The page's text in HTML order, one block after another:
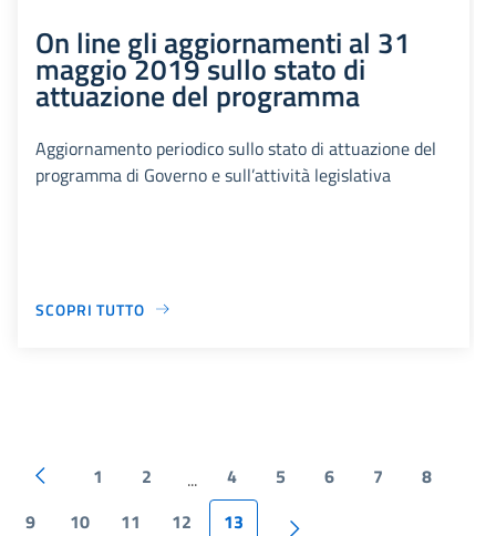
On line gli aggiornamenti al 31
maggio 2019 sullo stato di
attuazione del programma
Aggiornamento periodico sullo stato di attuazione del
programma di Governo e sull’attività legislativa
SCOPRI TUTTO
1 2 ... 4 5 6 7
8
9
10 11 12 13